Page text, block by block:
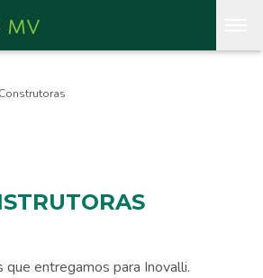
Construtoras
entregamos para Inovalli.